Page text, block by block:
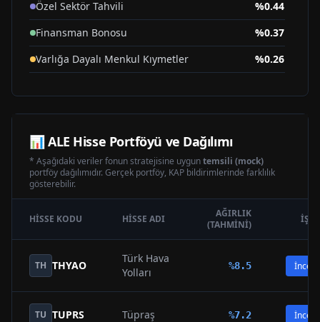
Özel Sektör Tahvili
%0.44
Finansman Bonosu
%0.37
Varlığa Dayalı Menkul Kıymetler
%0.26
📊ALE Hisse Portföyü ve Dağılımı
* Aşağıdaki veriler fonun stratejisine uyguntemsili (mock)
portföy dağılımıdır. Gerçek portföy, KAP bildirimlerinde farklılık
gösterebilir.
HISSE KODU HISSE ADI
AĞIRLIK
(TAHMINI)
TH THYAO
Türk Hava
Yolları
%8.5 İncele
TU TUPRS Tüpraş %7.2 İncele